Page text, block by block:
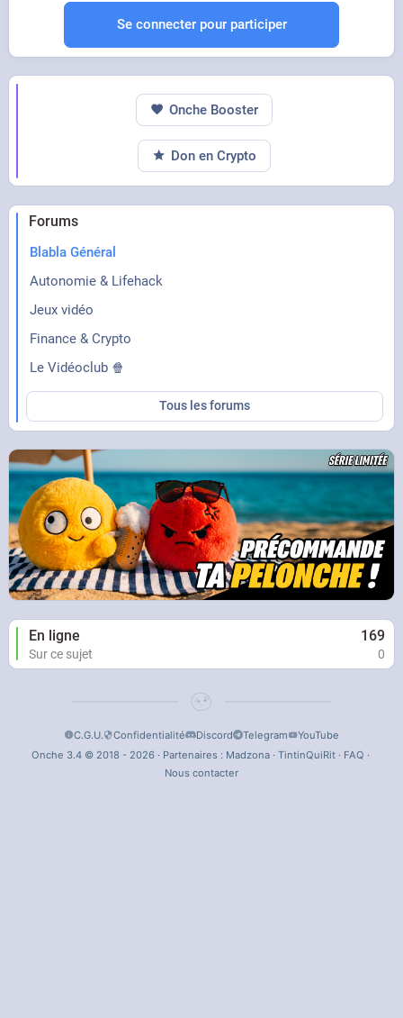
Se connecter pour participer
Forums
Blabla Général
Autonomie & Lifehack
Jeux vidéo
Finance & Crypto
Le Vidéoclub 🍿
Tous les forums
En ligne 169
Sur ce sujet 0
Onche Booster
Don en Crypto
C.G.U. Confidentialité Discord Telegram
YouTube
Onche 3.4 © 2018 - 2026 · Partenaires : Madzona· TintinQuiRit· FAQ ·
Nous contacter